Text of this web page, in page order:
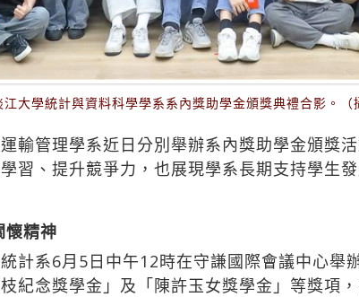
江大學統計與資料科學學系系內獎助學金頒獎典禮合影。（
輸管理學系近日分別舉辦系內獎助學金頒獎
習、提升競爭力，也展現學系長期支持學生
懷精神
計系6月5日中午12時在守謙國際會議中心舉
紀念獎學金」及「陳許玉女獎學金」等獎項